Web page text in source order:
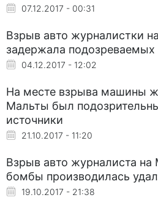
07.12.2017 - 00:31
Взрыв авто журналистки
задержала подозреваемых
04.12.2017 - 12:02
На месте взрыва машины
Мальты был
источники
21.10.2017 - 11:20
Взрыв авто журналиста на
бомбы производилась
19.10.2017 - 21:38